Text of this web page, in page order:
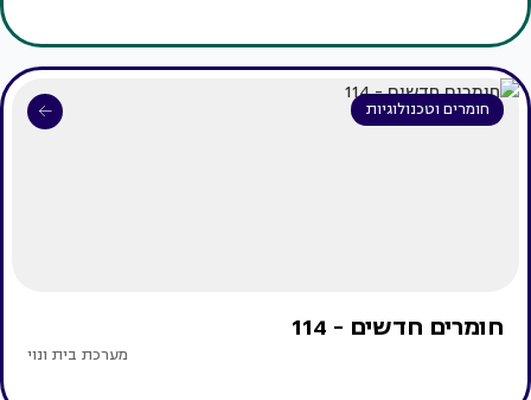
חומרים וטכנולוגיות
חומרים חדשים - 114
מערכת בית ונוי